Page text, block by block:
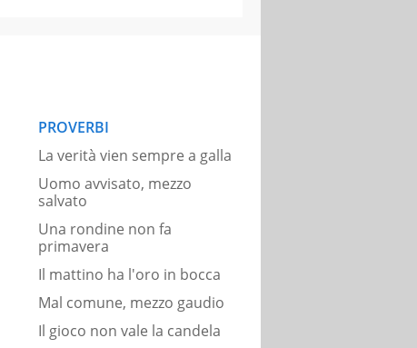
PROVERBI
La verità vien sempre a galla
Uomo avvisato, mezzo
salvato
Una rondine non fa
primavera
Il mattino ha l'oro in bocca
Mal comune, mezzo gaudio
Il gioco non vale la candela